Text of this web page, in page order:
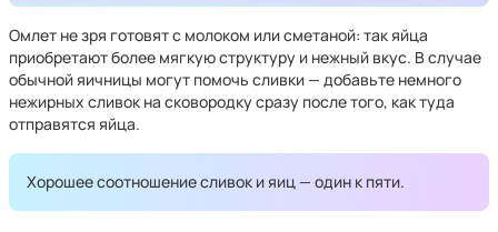
Омлет не зря готовят с молоком или сметаной: так яйца
приобретают более мягкую структуру и нежный вкус. В случае
обычной яичницы могут помочь сливки — добавьте немного
нежирных сливок на сковородку сразу после того, как туда
отправятся яйца.
Хорошее соотношение сливок и яиц — один к пяти.